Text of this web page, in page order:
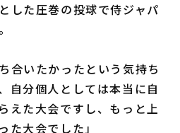
した圧巻の投球で侍ジャパ
合いたかったという気持ち
自分個人としては本当に自
えた大会ですし、もっと上
た大会でした」